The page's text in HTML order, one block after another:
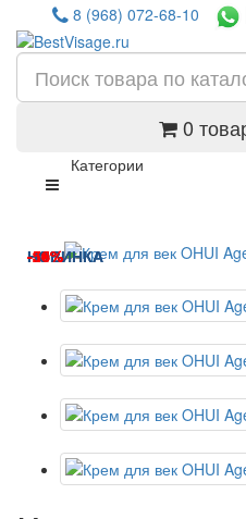
8 (968) 072-68-10
0
Категории
-18%
-19%
-25%
-50%
-34%
НОВИНКА
-28%
-34%
НОВИНКА
-50%